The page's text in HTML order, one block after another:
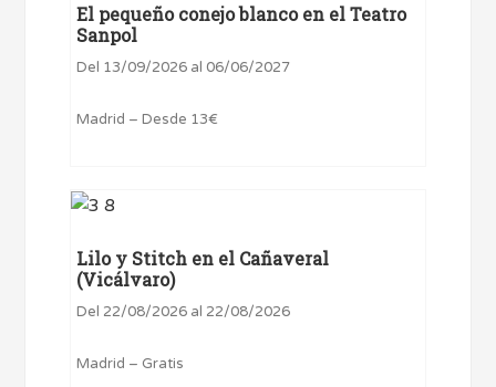
El pequeño conejo blanco en el Teatro
Sanpol
Del 13/09/2026 al 06/06/2027
Madrid – Desde 13€
Lilo y Stitch en el Cañaveral
(Vicálvaro)
Del 22/08/2026 al 22/08/2026
Madrid – Gratis